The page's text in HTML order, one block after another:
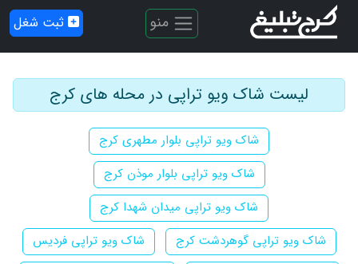
منو ثبت شغل
لیست شاک ویو تراپی در محله های کرج
شاک ویو تراپی بلوار مطهری کرج
شاک ویو تراپی بلوار موذن کرج
شاک ویو تراپی میدان شهدا کرج
شاک ویو تراپی گوهردشت کرج
شاک ویو تراپی فردیس